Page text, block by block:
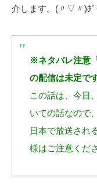
介します。(〃▽〃)ﾎ
※ネタバレ注意
の配信は未定です
この話は、今日
いての話なので、
日本で放送され
様はご注意くだ